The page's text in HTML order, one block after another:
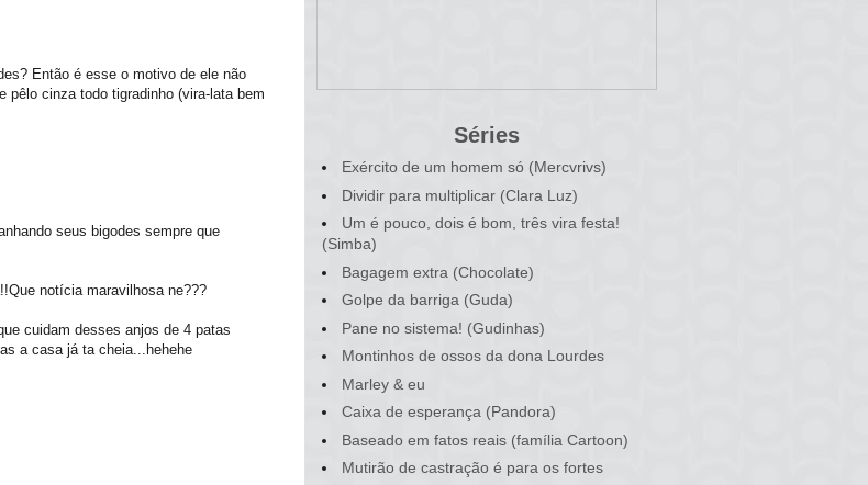
Então é esse o motivo de ele não
pêlo cinza todo tigradinho (vira-lata bem
seus bigodes sempre que
notícia maravilhosa ne???
cuidam desses anjos de 4 patas
a casa já ta cheia...hehehe
Séries
Exército de um homem só (Mercvrivs)
Dividir para multiplicar (Clara Luz)
Um é pouco, dois é bom, três vira festa!
(Simba)
Bagagem extra (Chocolate)
Golpe da barriga (Guda)
Pane no sistema! (Gudinhas)
Montinhos de ossos da dona Lourdes
Marley & eu
Caixa de esperança (Pandora)
Baseado em fatos reais (família Cartoon)
Mutirão de castração é para os fortes